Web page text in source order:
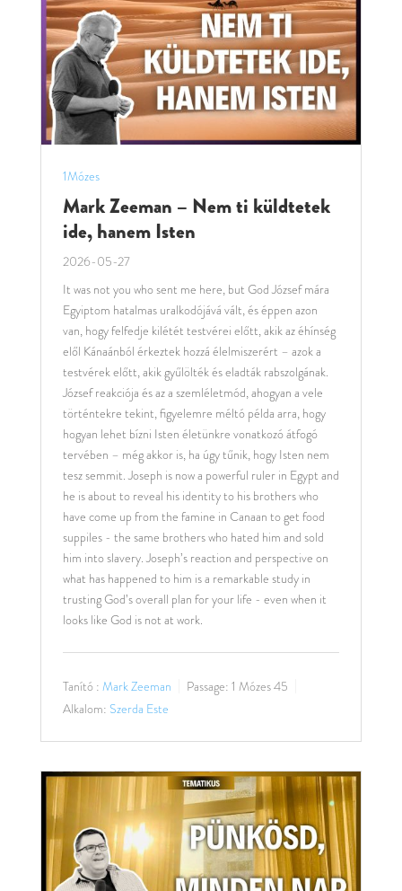
1Mózes
Mark Zeeman – Nem ti küldtetek
ide, hanem Isten
2026-05-27
It was not you who sent me here, but God József mára
Egyiptom hatalmas uralkodójává vált, és éppen azon
van, hogy felfedje kilétét testvérei előtt, akik az éhínség
elől Kánaánból érkeztek hozzá élelmiszerért – azok a
testvérek előtt, akik gyűlölték és eladták rabszolgának.
József reakciója és az a szemléletmód, ahogyan a vele
történtekre tekint, figyelemre méltó példa arra, hogy
hogyan lehet bízni Isten életünkre vonatkozó átfogó
tervében – még akkor is, ha úgy tűnik, hogy Isten nem
tesz semmit. Joseph is now a powerful ruler in Egypt and
he is about to reveal his identity to his brothers who
have come up from the famine in Canaan to get food
suppiles - the same brothers who hated him and sold
him into slavery. Joseph’s reaction and perspective on
what has happened to him is a remarkable study in
trusting God’s overall plan for your life - even when it
looks like God is not at work.
Tanító : Mark Zeeman Passage: 1 Mózes 45
Alkalom: Szerda Este